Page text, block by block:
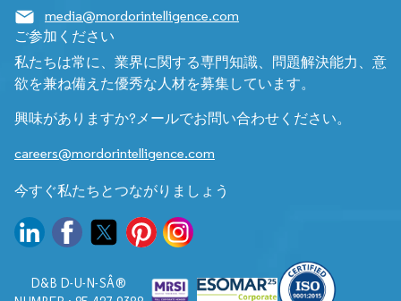
media@mordorintelligence.com
ご参加ください
私たちは常に、業界に関する専門知識、問題解決能力、意
欲を兼ね備えた優秀な人材を募集しています。
興味がありますか?メールでお問い合わせください。
careers@mordorintelligence.com
今すぐ私たちとつながりましょう
D&B D-U-N-SÂ®